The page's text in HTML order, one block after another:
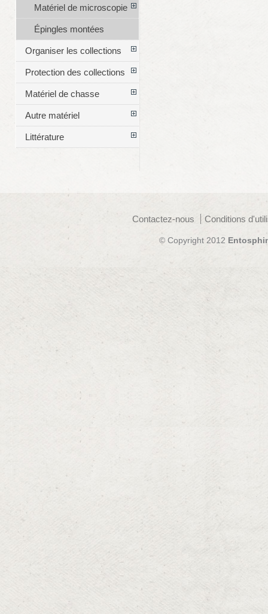
Matériel de microscopie
Épingles montées
Organiser les collections
Protection des collections
Matériel de chasse
Autre matériel
Littérature
Contactez-nous Conditions
© Copyright 2012